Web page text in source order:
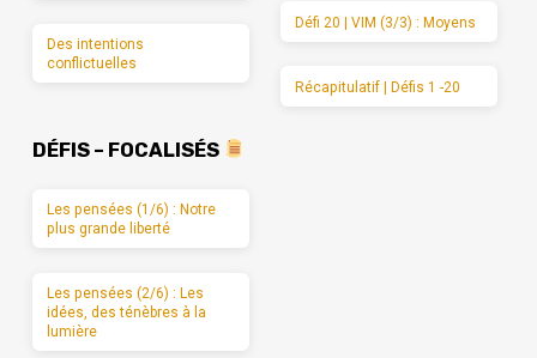
Des intentions
conflictuelles
Défi 20 | VIM (3/3) : Moyens
Récapitulatif | Défis 1 -20
DÉFIS – FOCALISÉS
Les pensées (1/6) : Notre
plus grande liberté
Les pensées (2/6) : Les
idées, des ténèbres à la
lumière